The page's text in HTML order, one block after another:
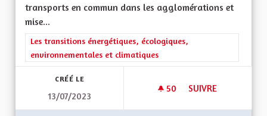
transports en commun dans les agglomérations et
mise...
Filtrer les résultats de la catégorie : Les transitions
Les transitions énergétiques, écologiques,
environnementales et climatiques
CRÉÉ LE
13/07/2023
50 50 ABONNÉS
SUIVRE